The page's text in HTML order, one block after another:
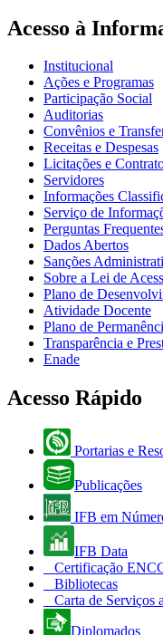
Acesso à
Institucional
Ações e Programas
Participação Social
Auditorias
Convênios e
Receitas e Despesas
Licitações e
Servidores
Informações
Serviço de
Perguntas
Dados Abertos
Sanções
Sobre a Lei de
Plano de
Atividade Docente
Plano de
Transparência e
Enade
Acesso Rápido
Portarias e
Publicações
IFB em
IFB Data
Certificação
Bibliotecas
Carta de Serviços
Diplomados